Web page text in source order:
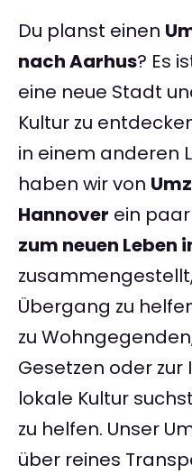
Du planst einen
nach Aarhus? Es
eine neue Stadt
Kultur zu
in einem anderen
haben wir von
Hannover ein
zum neuen Leben
Übergang zu
zu
Gesetzen oder
lokale Kultur
zu helfen. Unser
über reines